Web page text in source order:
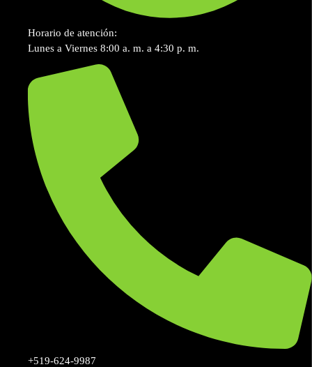
Horario de atención:
Lunes a Viernes 8:00 a. m. a 4:30 p. m.
+519-624-9987